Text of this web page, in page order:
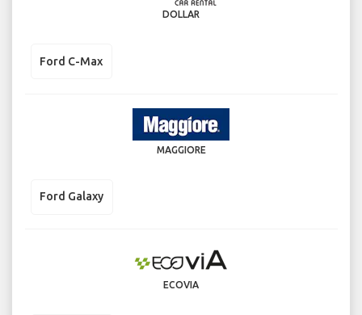
DOLLAR
Ford C-Max
MAGGIORE
Ford Galaxy
ECOVIA